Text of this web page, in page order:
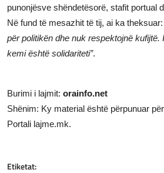
punonjësve shëndetësorë, stafit portual
Në fund të mesazhit të tij, ai ka theksuar:
për politikën dhe nuk respektojnë kufijtë.
kemi është solidariteti”.
Burimi i lajmit: orainfo.net
Shënim: Ky material është përpunuar
Portali lajme.mk.
Etiketat: